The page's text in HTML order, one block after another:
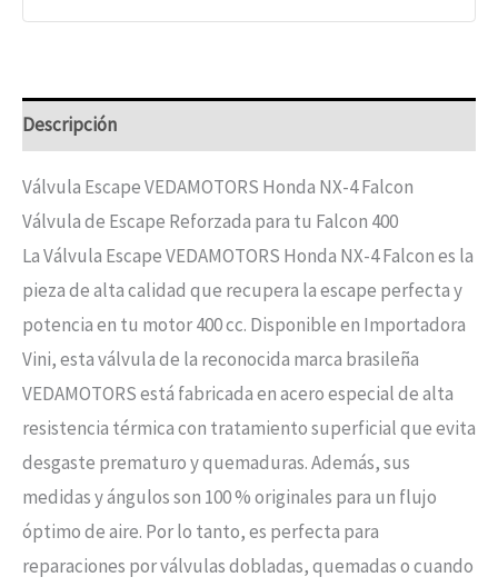
Descripción
Válvula Escape VEDAMOTORS Honda NX-4 Falcon
Válvula de Escape Reforzada para tu Falcon 400
La Válvula Escape VEDAMOTORS Honda NX-4 Falcon es la
pieza de alta calidad que recupera la escape perfecta y
potencia en tu motor 400 cc. Disponible en Importadora
Vini, esta válvula de la reconocida marca brasileña
VEDAMOTORS está fabricada en acero especial de alta
resistencia térmica con tratamiento superficial que evita
desgaste prematuro y quemaduras. Además, sus
medidas y ángulos son 100 % originales para un flujo
óptimo de aire. Por lo tanto, es perfecta para
reparaciones por válvulas dobladas, quemadas o cuando